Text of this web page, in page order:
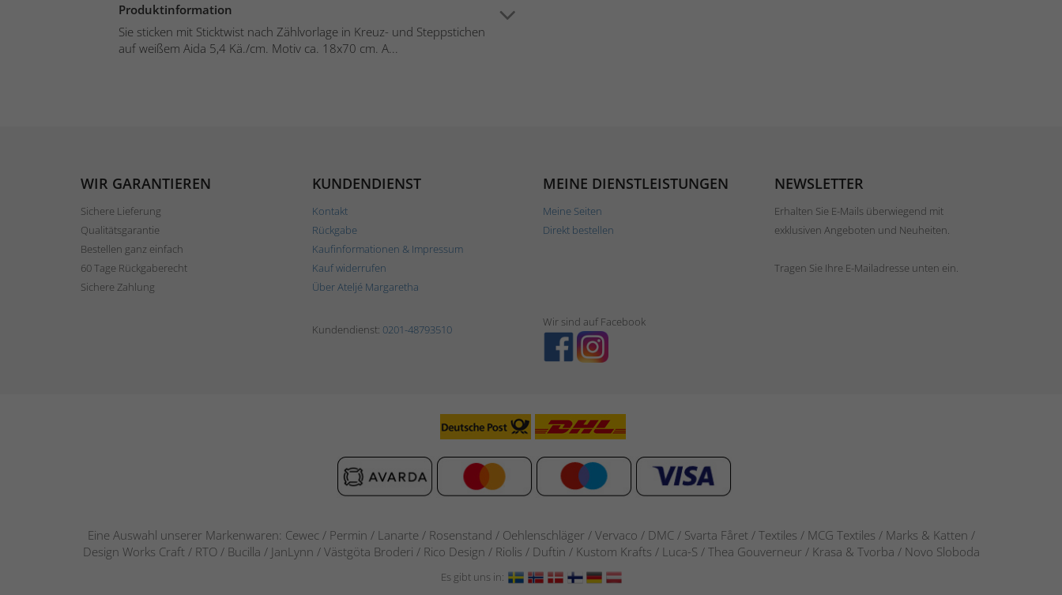
Produktinformation
Sie sticken mit Sticktwist nach Zählvorlage in Kreuz- und Steppstichen
auf weißem Aida 5,4 Kä./cm. Motiv ca. 18x70 cm. A...
WIR GARANTIEREN
Sichere Lieferung
Qualitätsgarantie
Bestellen ganz einfach
60 Tage Rückgaberecht
Sichere Zahlung
KUNDENDIENST
Kontakt
Rückgabe
Kaufinformationen & Impressum
Kauf widerrufen
Über Ateljé Margaretha
MEINE DIENSTLEISTUNGEN
Meine Seiten
Direkt bestellen
NEWSLETTER
Erhalten Sie E-Mails überwiegend mit
exklusiven Angeboten und Neuheiten.
Tragen Sie Ihre E-Mailadresse unten ein.
Kundendienst: 0201-48793510
Wir sind auf Facebook
Eine Auswahl unserer Markenwaren: Cewec / Permin / Lanarte / Rosenstand / Oehlenschläger / Vervaco / DMC / Svarta Fåret / Textiles / MCG Textiles / Marks & Katten /
Design Works Craft / RTO / Bucilla / JanLynn / Västgöta Broderi / Rico Design / Riolis / Duftin / Kustom Krafts / Luca-S / Thea Gouverneur / Krasa & Tvorba / Novo Sloboda
Es gibt uns in: